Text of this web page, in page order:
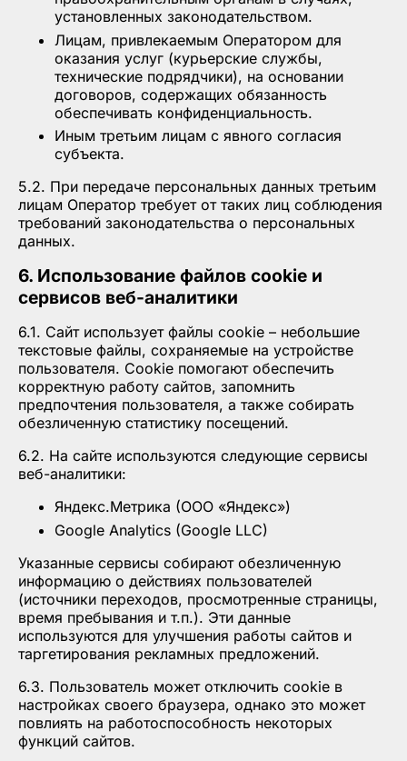
установленных законодательством.
Лицам, привлекаемым Оператором для
оказания услуг (курьерские службы,
технические подрядчики), на основании
договоров, содержащих обязанность
обеспечивать конфиденциальность.
Иным третьим лицам с явного согласия
субъекта.
5.2. При передаче персональных данных третьим
лицам Оператор требует от таких лиц соблюдения
требований законодательства о персональных
данных.
6. Использование файлов cookie и
сервисов веб-аналитики
6.1. Сайт использует файлы cookie – небольшие
текстовые файлы, сохраняемые на устройстве
пользователя. Cookie помогают обеспечить
корректную работу сайтов, запомнить
предпочтения пользователя, а также собирать
обезличенную статистику посещений.
6.2. На сайте используются следующие сервисы
веб-аналитики:
Яндекс.Метрика (ООО «Яндекс»)
Google Analytics (Google LLC)
Указанные сервисы собирают обезличенную
информацию о действиях пользователей
(источники переходов, просмотренные страницы,
время пребывания и т.п.). Эти данные
используются для улучшения работы сайтов и
таргетирования рекламных предложений.
6.3. Пользователь может отключить cookie в
настройках своего браузера, однако это может
повлиять на работоспособность некоторых
функций сайтов.